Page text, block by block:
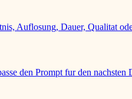
Auflosung, Dauer, Qualitat
den Prompt fur den